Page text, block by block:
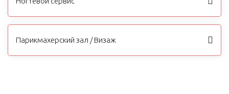
Парикмахерский зал / Визаж